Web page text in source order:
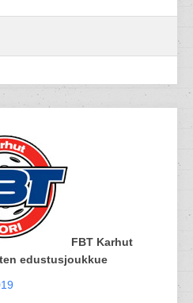
FBT Karhut
edustusjoukkue